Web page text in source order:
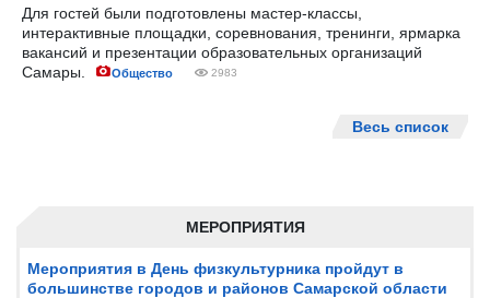
МЕРОПРИЯТИЯ
Мероприятия в День физкультурника пройдут в
большинстве городов и районов Самарской области
Для гостей были подготовлены мастер-классы,
интерактивные площадки, соревнования, тренинги, ярмарка
вакансий и презентации образовательных организаций
Самары.
Общество 2983
Весь список